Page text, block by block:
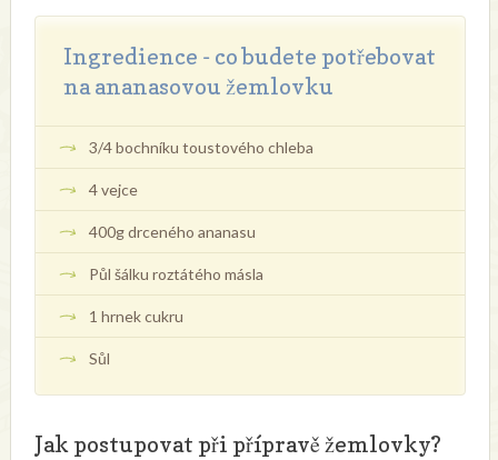
Ingredience - co budete potřebovat
na ananasovou žemlovku
3/4 bochníku toustového chleba
4 vejce
400g drceného ananasu
Půl šálku roztátého másla
1 hrnek cukru
Sůl
Jak postupovat při přípravě žemlovky?